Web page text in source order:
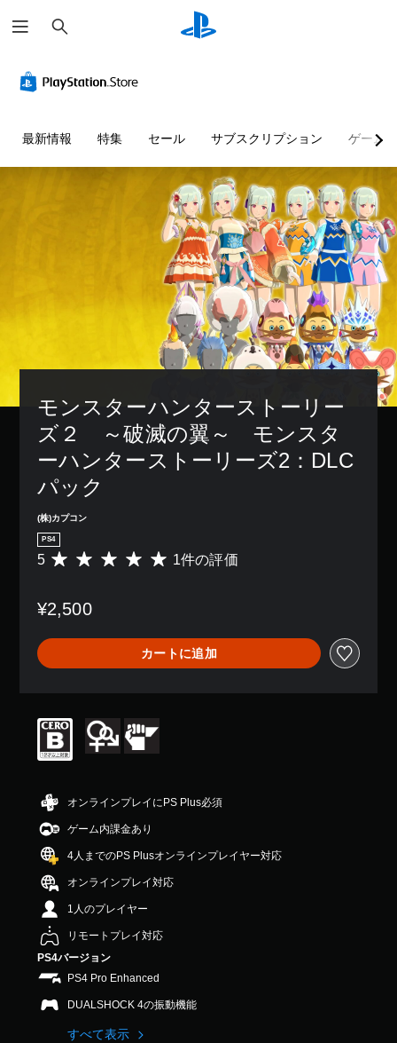
索
最新情報 特集 セール サブスクリプション ゲーム
モンスターハンターストーリー
ズ２　～破滅の翼～　モンスタ
ーハンターストーリーズ2：DLC
パック
(株)カプコン
PS4
評
は
、
平
均
は
段
の
で
す
5 1件の評価
¥2,500
カートに追加
オンラインプレイにPS Plus必須
ゲーム内課金あり
4人までのPS Plusオンラインプレイヤー対応
オンラインプレイ対応
1人のプレイヤー
リモートプレイ対応
PS4バージョン
PS4 Pro Enhanced
DUALSHOCK 4の振動機能
すべて表示